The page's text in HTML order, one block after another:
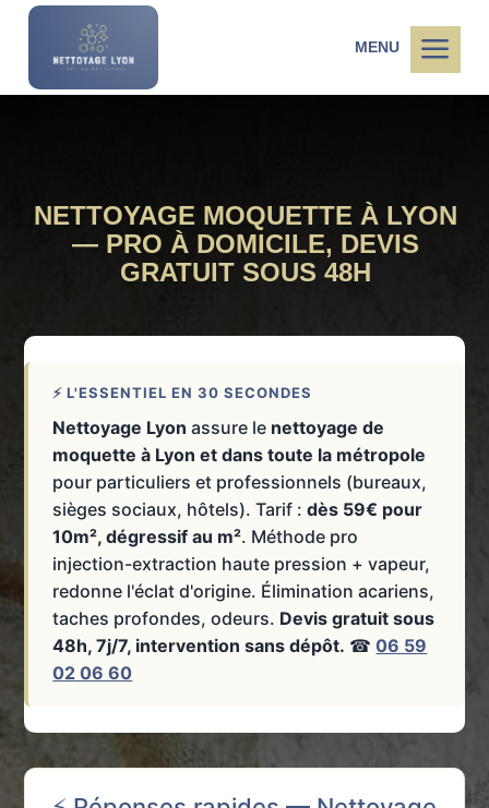
MENU a
NETTOYAGE MOQUETTE À LYON
— PRO À DOMICILE, DEVIS
GRATUIT SOUS 48H
⚡ L'ESSENTIEL EN 30 SECONDES
Nettoyage Lyon assure le nettoyage de
moquette à Lyon et dans toute la métropole
pour particuliers et professionnels (bureaux,
sièges sociaux, hôtels). Tarif :dès 59€ pour
10m², dégressif au m². Méthode pro
injection-extraction haute pression + vapeur,
redonne l'éclat d'origine. Élimination acariens,
taches profondes, odeurs. Devis gratuit sous
48h, 7j/7, intervention sans dépôt. ☎06 59
02 06 60